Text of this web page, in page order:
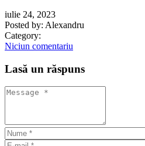
iulie 24, 2023
Posted by: Alexandru
Category:
Niciun comentariu
Lasă un răspuns